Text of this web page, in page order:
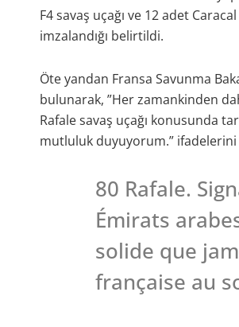
F4 savaş uçağı ve 12 adet
imzalandığı belirtildi.
Öte yandan Fransa Savunma
bulunarak, ”Her zamankinden
Rafale savaş uçağı konusunda
mutluluk duyuyorum.” ifadelerini
80 Rafale.
Émirats
solide que
française au